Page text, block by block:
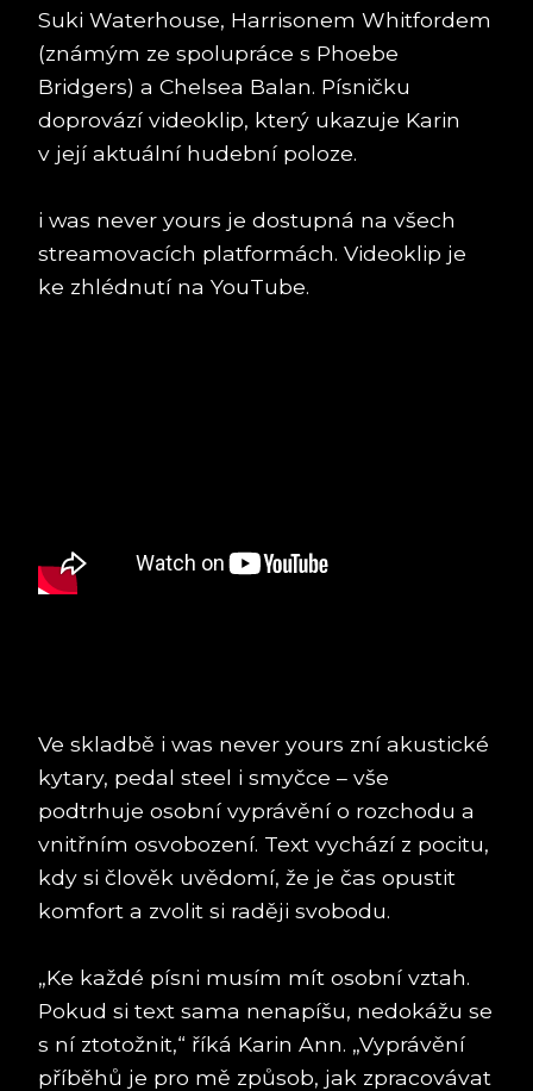
Suki Waterhouse, Harrisonem Whitfordem
(známým ze spolupráce s Phoebe
Bridgers) a Chelsea Balan. Písničku
doprovází videoklip, který ukazuje Karin
v její aktuální hudební poloze.
i was never yours je dostupná na všech
streamovacích platformách. Videoklip je
ke zhlédnutí na YouTube.
Ve skladbě i was never yours zní akustické
kytary, pedal steel i smyčce – vše
podtrhuje osobní vyprávění o rozchodu a
vnitřním osvobození. Text vychází z pocitu,
kdy si člověk uvědomí, že je čas opustit
komfort a zvolit si raději svobodu.
„Ke každé písni musím mít osobní vztah.
Pokud si text sama nenapíšu, nedokážu se
s ní ztotožnit,“ říká Karin Ann. „Vyprávění
příběhů je pro mě způsob, jak zpracovávat